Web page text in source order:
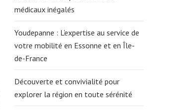
médicaux inégalés
Youdepanne : L’expertise au service de
votre mobilité en Essonne et en Île-
de-France
Découverte et convivialité pour
explorer la région en toute sérénité